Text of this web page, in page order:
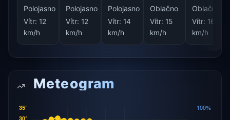
Polojasno
Vítr: 12
km/h
Polojasno
Vítr: 12
km/h
Polojasno
Vítr: 14
km/h
Oblačno
Vítr: 15
km/h
Oblačno
Vítr: 16
km/h
Meteogram